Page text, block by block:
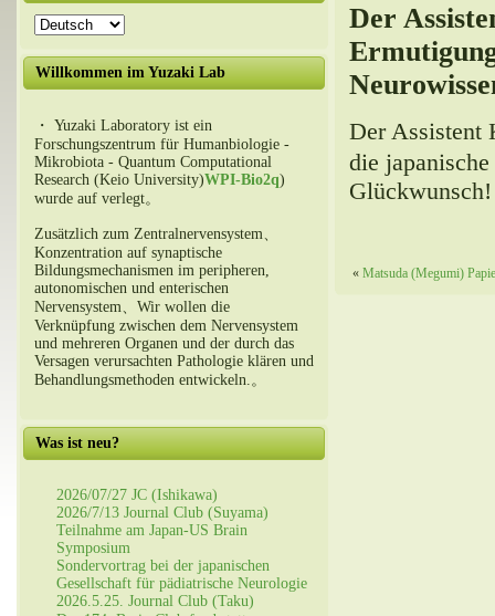
Willkommen im Yuzaki Lab
・ Yuzaki Laboratory ist ein
Forschungszentrum für Humanbiologie -
Mikrobiota - Quantum Computational
Research (Keio University)WPI-Bio2q)
wurde auf verlegt。
Zusätzlich zum Zentralnervensystem、
Konzentration auf synaptische
Bildungsmechanismen im peripheren,
autonomischen und enterischen
Nervensystem、Wir wollen die
Verknüpfung zwischen dem Nervensystem
und mehreren Organen und der durch das
Versagen verursachten Pathologie klären und
Behandlungsmethoden entwickeln.。
Was ist neu?
2026/07/27 JC (Ishikawa)
2026/7/13 Journal Club (Suyama)
Teilnahme am Japan-US Brain
Symposium
Sondervortrag bei der japanischen
Gesellschaft für pädiatrische Neurologie
2026.5.25. Journal Club (Taku)
Der
Der Assistent
die
Glückwunsch!
« Matsuda (Megumi)